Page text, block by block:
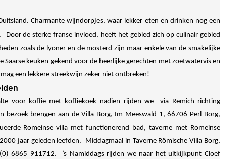
Charmante wijndorpjes, waar lekker eten en drinken nog een
Door de sterke franse invloed, heeft het gebied zich op culinair gebied
zoals de lyoner en de mosterd zijn maar enkele van de smakelijke
keuken gekend voor de heerlijke gerechten met zoetwatervis en
een lekkere streekwijn zeker niet ontbreken!
voor koffie met koffiekoek nadien rijden we via Remich richting
bezoek brengen aan de Villa Borg, Im Meeswald 1, 66706 Perl-Borg,
Romeinse villa met functionerend bad, taverne met Romeinse
jaar geleden leefden. Middagmaal in Taverne Römische Villa Borg,
6865 911712. ’s Namiddags rijden we naar het uitkijkpunt Cloef